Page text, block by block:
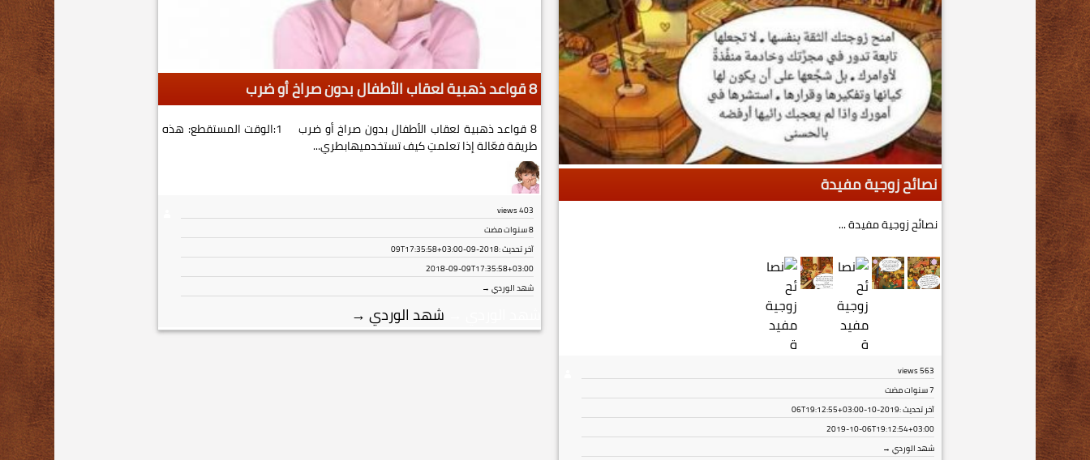
نصائح زوجية مفيدة
نصائح زوجية مفيدة ...
563
views
7 سنوات مضت
آخر تحديث :2019-10-06T19:12:55+03:00
2019-10-06T19:12:54+03:00
شهد الوردي →
8 قواعد ذهبية لعقاب الأطفال بدون صراخ أو ضرب
8 قواعد ذهبية لعقاب الأطفال بدون صراخ أو ضرب 1:الوقت المستقطع: هذه
طريقة فعّالة إذا تعلمتِ كيف تستخدميهابطري...
403
views
8 سنوات مضت
آخر تحديث :2018-09-09T17:35:58+03:00
2018-09-09T17:35:58+03:00
شهد الوردي →
شهد الوردي →